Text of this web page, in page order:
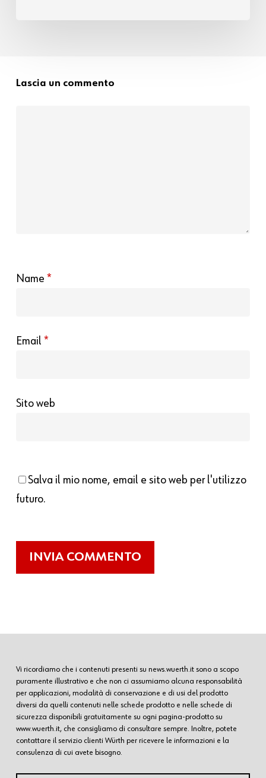
Lascia un commento
Name *
Email *
Sito web
Salva il mio nome, email e sito web per l'utilizzo
futuro.
Vi ricordiamo che i contenuti presenti su news.wuerth.it sono a scopo
puramente illustrativo e che non ci assumiamo alcuna responsabilità
per applicazioni, modalità di conservazione e di usi del prodotto
diversi da quelli contenuti nelle schede prodotto e nelle schede di
sicurezza disponibili gratuitamente su ogni pagina-prodotto su
www.wuerth.it, che consigliamo di consultare sempre. Inoltre, potete
contattare il servizio clienti Würth per ricevere le informazioni e la
consulenza di cui avete bisogno.